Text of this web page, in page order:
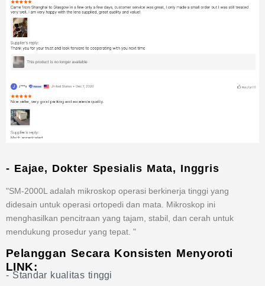
- Eajae, Dokter Spesialis Mata, Inggris
"SM-2000L adalah mikroskop operasi berkinerja tinggi yang
didesain untuk operasi ortopedi dan mata. Mikroskop ini
menghasilkan pencitraan yang tajam, stabil, dan cerah untuk
mendukung prosedur yang tepat. "
Pelanggan Secara Konsisten Menyoroti
LINK:
- Standar kualitas tinggi